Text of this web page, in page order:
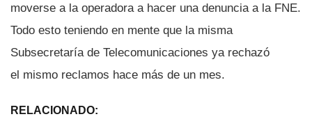
moverse a la operadora a hacer una denuncia a la FNE.
Todo esto teniendo en mente que la misma
Subsecretarí­a de Telecomunicaciones ya rechazó
el mismo reclamos hace más de un mes.
RELACIONADO: